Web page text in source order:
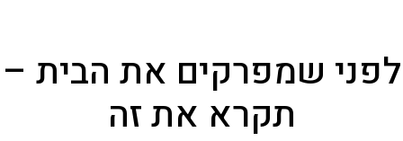
לפני שמפרקים את הבית –
תקרא את זה